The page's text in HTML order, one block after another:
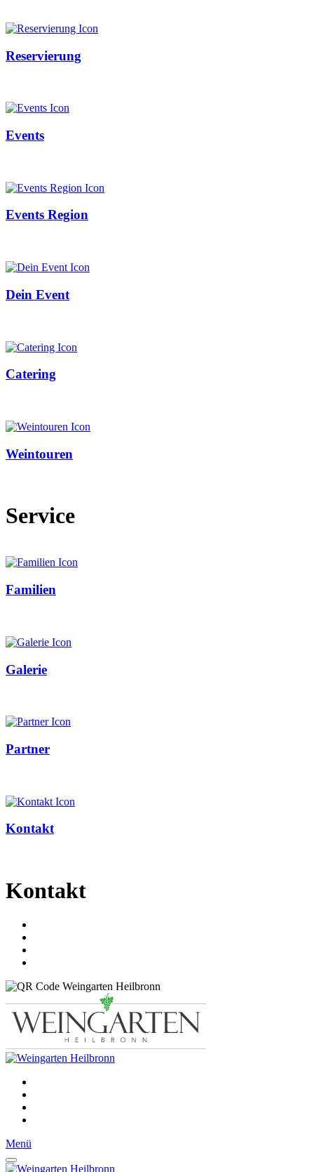
Reservierung
Events
Events Region
Dein Event
Catering
Weintouren
Service
Familien
Galerie
Partner
Kontakt
Kontakt
Menü